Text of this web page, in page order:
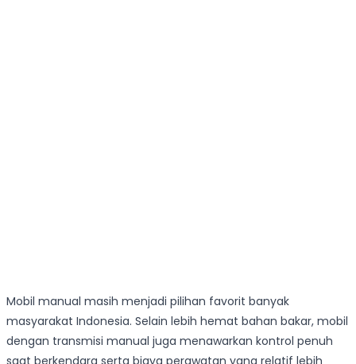
Mobil manual masih menjadi pilihan favorit banyak
masyarakat Indonesia. Selain lebih hemat bahan bakar, mobil
dengan transmisi manual juga menawarkan kontrol penuh